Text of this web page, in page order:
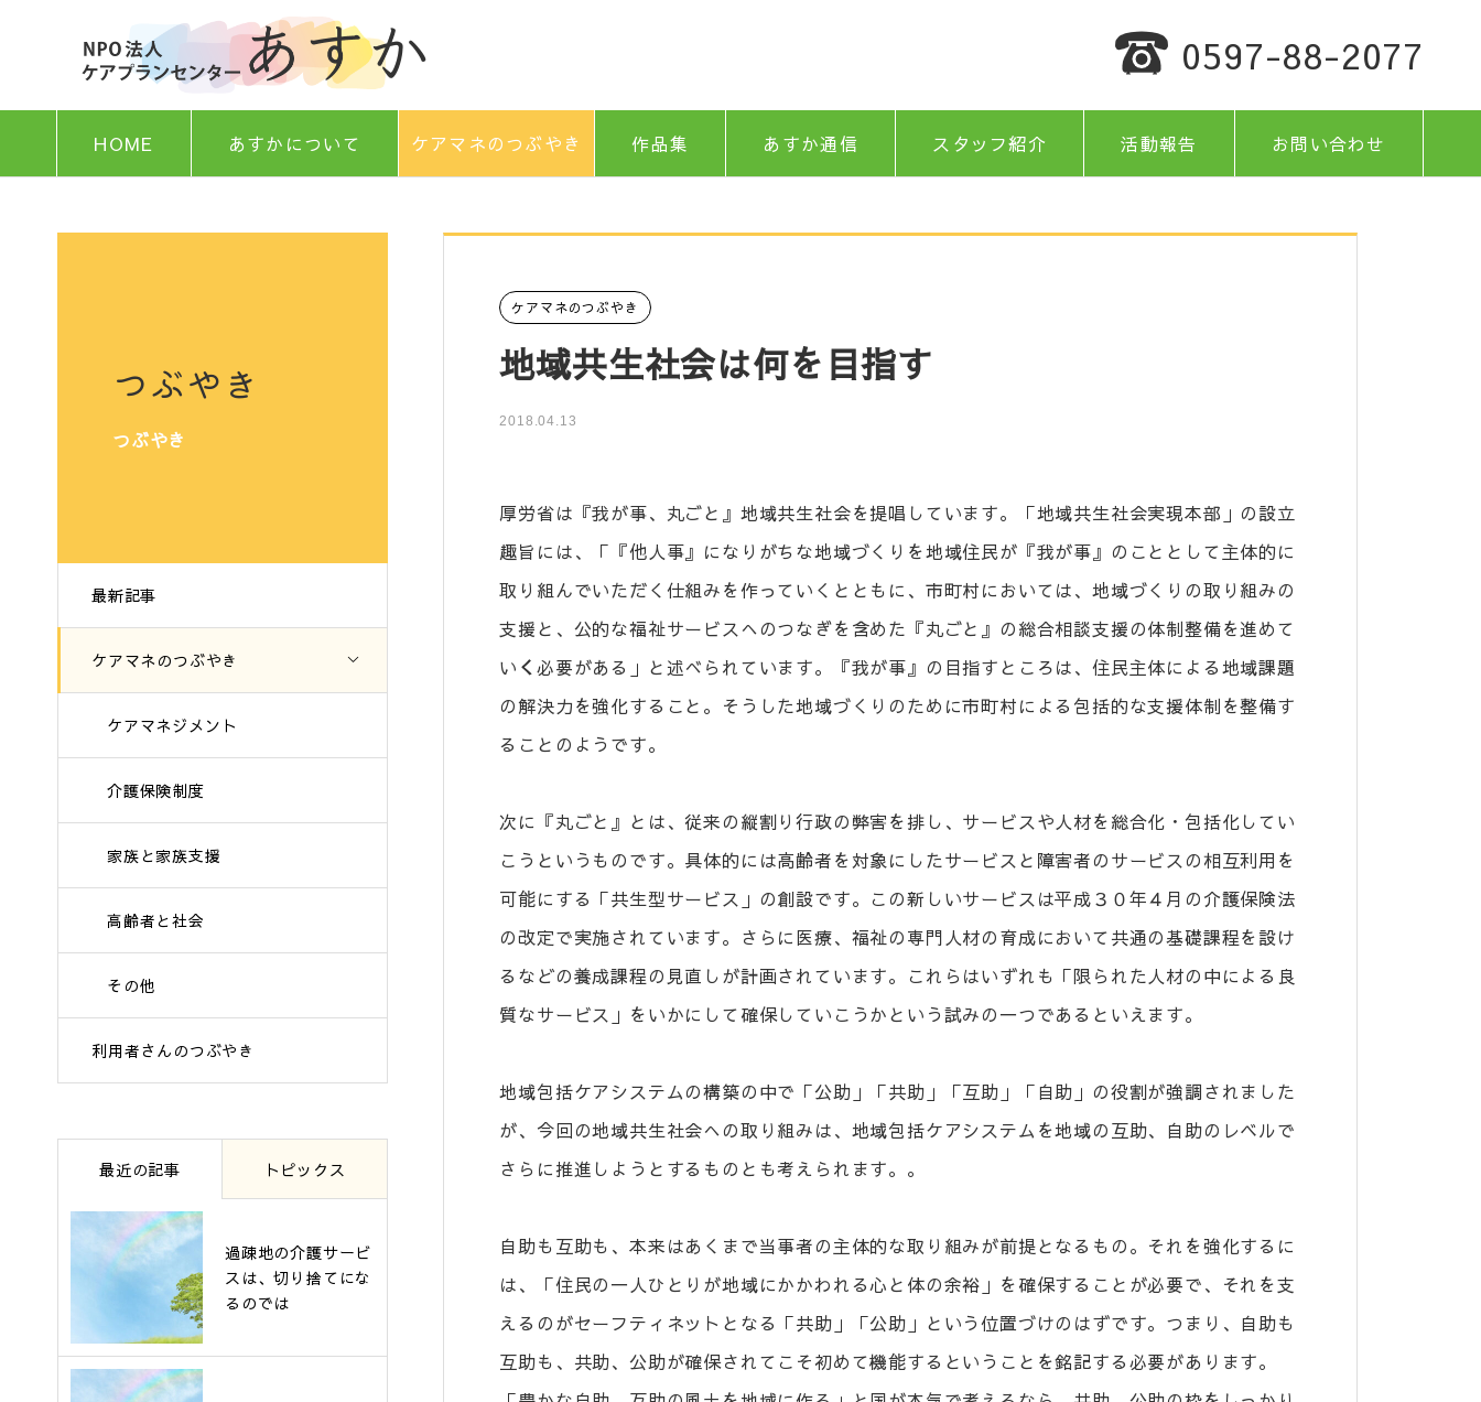
0597-88-2077
HOME あすかについて ケアマネのつぶやき 作品集 あすか通信 スタッフ紹介 活動報告 お問い合わせ
つぶやき
つぶやき
最新記事
ケアマネのつぶやき
ケアマネジメント
介護保険制度
家族と家族支援
高齢者と社会
その他
利用者さんのつぶやき
ケアマネのつぶやき
地域共生社会は何を目指す
2018.04.13
厚労省は『我が事、丸ごと』地域共生社会を提唱しています。「地域共生社会実現本部」の設立
趣旨には、「『他人事』になりがちな地域づくりを地域住民が『我が事』のこととして主体的に
取り組んでいただく仕組みを作っていくとともに、市町村においては、地域づくりの取り組みの
支援と、公的な福祉サービスへのつなぎを含めた『丸ごと』の総合相談支援の体制整備を進めて
い く必要がある」と述べられています。『我が事』の目指すところは、住民主体による地域課題
の解決力を強化すること。そうした地域づくりのために市町村による包括的な支援体制を整備す
ることのようです。
次に『丸ごと』とは、従来の縦割り行政の弊害を排し、サービスや人材を総合化・包括化してい
こうというものです。具体的には高齢者を対象にしたサービスと障害者のサービスの相互利用を
可能にする「共生型サービス」の創設です。この新しいサービスは平成３０年４月の介護保険法
の改定で実施されています。さらに医療、福祉の専門人材の育成において共通の基礎課程を設け
るなどの養成課程の見直しが計画されています。これらはいずれも「限られた人材の中による良
質なサービス」をいかにして確保していこうかという試みの一つであるといえます。
地域包括ケアシステムの構築の中で「公助」「共助」「互助」「自助」の役割が強調されました
が、今回の地域共生社会への取り組みは、地域包括ケアシステムを地域の互助、自助のレベルで
さらに推進しようとするものとも考えられます。。
自助も互助も、本来はあくまで当事者の主体的な取り組みが前提となるもの。それを強化するに
は、「住民の一人ひとりが地域にかかわれる心と体の余裕」を確保することが必要で、それを支
えるのがセーフティネットとなる「共助」「公助」という位置づけのはずです。つまり、自助も
互助も、共助、公助が確保されてこそ初めて機能するということを銘記する必要があります。
最近の記事 トピックス
過疎地の介護サービ
スは、切り捨てにな
るのでは